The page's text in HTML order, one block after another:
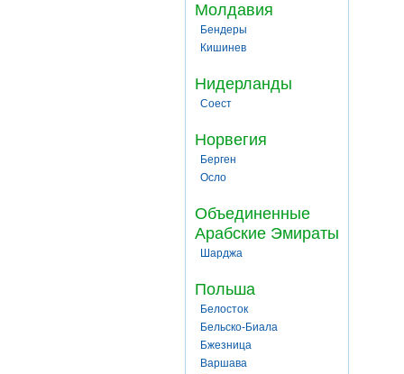
Молдавия
Бендеры
Кишинев
Нидерланды
Соест
Норвегия
Берген
Осло
Объединенные
Арабские Эмираты
Шарджа
Польша
Белосток
Бельско-Биала
Бжезница
Варшава